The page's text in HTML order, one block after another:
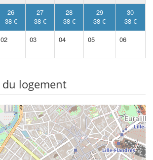
26
38 €
27
38 €
28
38 €
29
38 €
30
38 €
02 03 04 05 06
logement